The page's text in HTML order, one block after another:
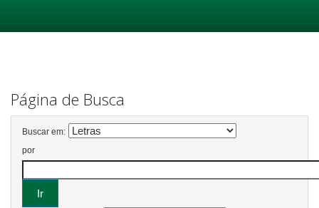
Página de Busca
Buscar em:
por